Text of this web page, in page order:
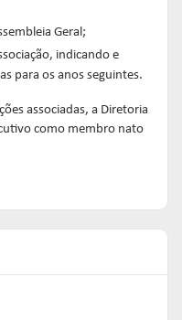
Geral;
indicando e
para os anos seguintes.
associadas, a Diretoria
como membro nato